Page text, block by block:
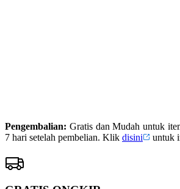
Pengembalian: Gratis dan Mudah untuk
7 hari setelah pembelian. Klik disini untuk